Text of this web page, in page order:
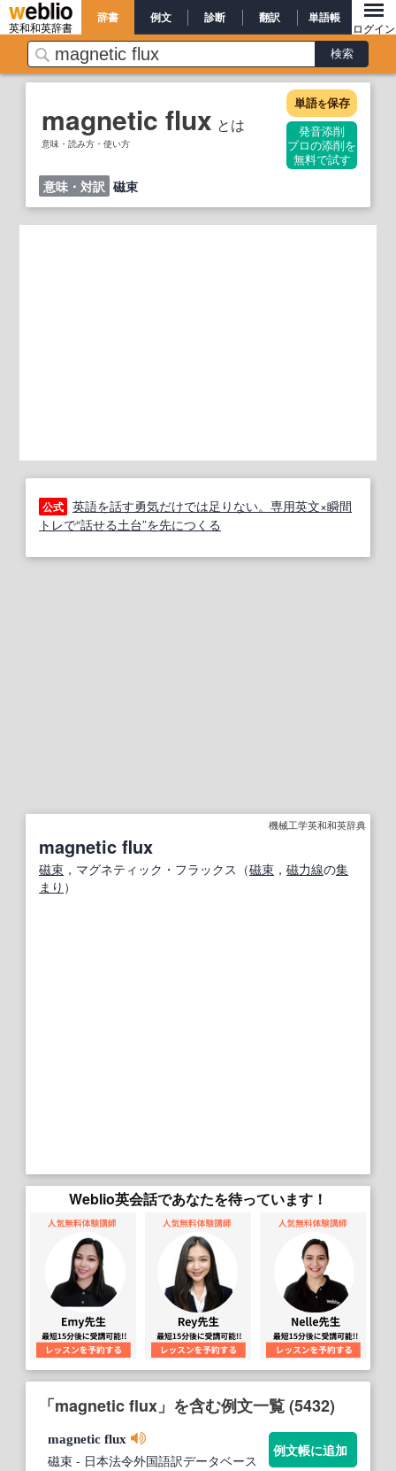
英和和英辞書
辞書 例文 診断 翻訳 単語帳
ログイン
magnetic flux とは
意味・読み方・使い方
単語を保存
発音添削
プロの添削を
無料で試す
意味・対訳 磁束
公式 英語を話す勇気だけでは足りない。専用英文×瞬間
トレで“話せる土台”を先につくる
機械工学英和和英辞典
magnetic flux
磁束 ，マグネティック・フラックス（磁束 ， 磁力線の集
まり ）
Weblio英会話であなたを待っています！
「magnetic flux」を含む例文一覧 (5432)
magnetic flux
磁束 - 日本法令外国語訳データベース
例文帳に追加